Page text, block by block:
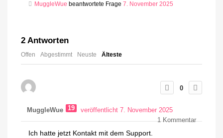
MuggleWue beantwortete Frage 7. November 2025
2 Antworten
Offen Abgestimmt Neuste Älteste
0
MuggleWue 19
veröffentlicht 7. November 2025
1Kommentar
Ich hatte jetzt Kontakt mit dem Support.